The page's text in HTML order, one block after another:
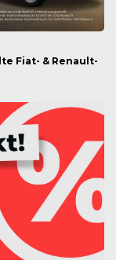
Fiat- & Renault-